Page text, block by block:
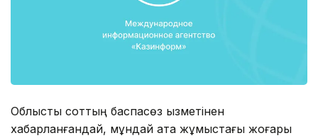
Облыстық соттың баспасөз қызметінен
хабарланғандай, мұндай атақ жұмыстағы жоғары